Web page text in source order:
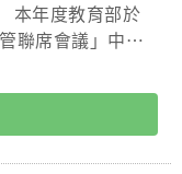
依法規規定進行
一般體格及健康
部位 之身體檢查
聯席會議」中，
表現卓越的資
忠教授榮獲殊榮！
的同時，也期勉
，打造韌性校